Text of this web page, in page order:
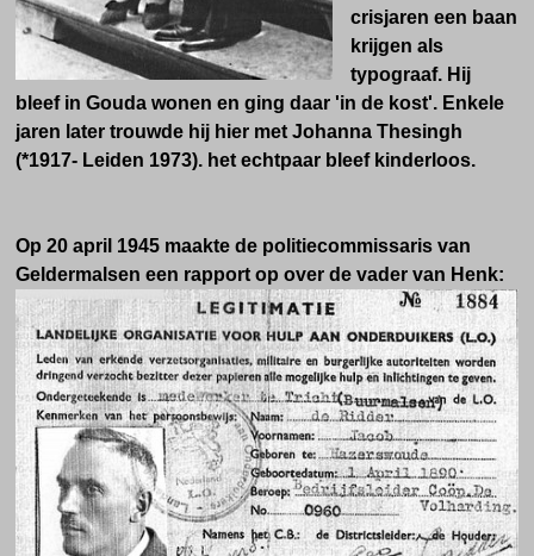
crisjaren een baan
krijgen als
typograaf. Hij
bleef in Gouda wonen en ging daar 'in de kost'. Enkele
jaren later trouwde hij hier met Johanna Thesingh
(*1917- Leiden 1973). het echtpaar bleef kinderloos.
Op 20 april 1945 maakte de politiecommissaris van
Geldermalsen een rapport op over de vader van Henk: